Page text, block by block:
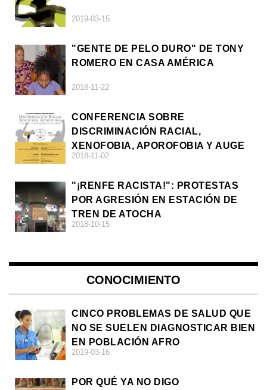
2019-03-15
"GENTE DE PELO DURO" DE TONY
ROMERO EN CASA AMÉRICA
2018-11-22
CONFERENCIA SOBRE
DISCRIMINACIÓN RACIAL,
XENOFOBIA, APOROFOBIA Y AUGE
DE LA ULTRADERECHA EN EUROPA
2018-11-02
"¡RENFE RACISTA!": PROTESTAS
POR AGRESIÓN EN ESTACIÓN DE
TREN DE ATOCHA
2018-10-15
CONOCIMIENTO
CINCO PROBLEMAS DE SALUD QUE
NO SE SUELEN DIAGNOSTICAR BIEN
EN POBLACIÓN AFRO
2019-03-16
POR QUÉ YA NO DIGO